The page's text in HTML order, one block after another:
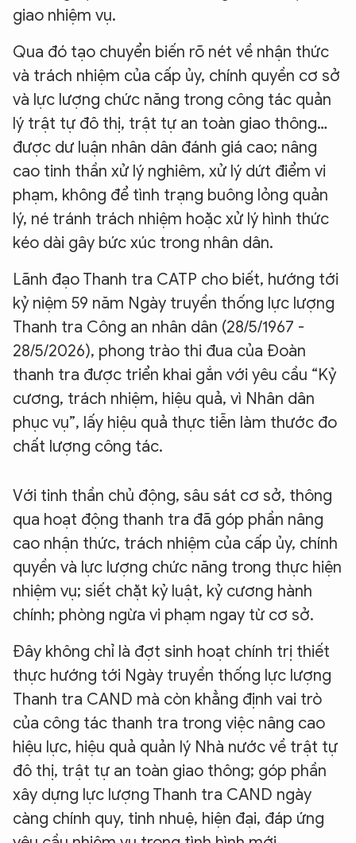
giao nhiệm vụ.
Qua đó tạo chuyển biến rõ nét về nhận thức
và trách nhiệm của cấp ủy, chính quyền cơ sở
và lực lượng chức năng trong công tác quản
lý trật tự đô thị, trật tự an toàn giao thông…
được dư luận nhân dân đánh giá cao; nâng
cao tinh thần xử lý nghiêm, xử lý dứt điểm vi
phạm, không để tình trạng buông lỏng quản
lý, né tránh trách nhiệm hoặc xử lý hình thức
kéo dài gây bức xúc trong nhân dân.
Lãnh đạo Thanh tra CATP cho biết, hướng tới
kỷ niệm 59 năm Ngày truyền thống lực lượng
Thanh tra Công an nhân dân (28/5/1967 -
28/5/2026), phong trào thi đua của Đoàn
thanh tra được triển khai gắn với yêu cầu “Kỷ
cương, trách nhiệm, hiệu quả, vì Nhân dân
phục vụ”, lấy hiệu quả thực tiễn làm thước đo
chất lượng công tác.
Với tinh thần chủ động, sâu sát cơ sở, thông
qua hoạt động thanh tra đã góp phần nâng
cao nhận thức, trách nhiệm của cấp ủy, chính
quyền và lực lượng chức năng trong thực hiện
nhiệm vụ; siết chặt kỷ luật, kỷ cương hành
chính; phòng ngừa vi phạm ngay từ cơ sở.
Đây không chỉ là đợt sinh hoạt chính trị thiết
thực hướng tới Ngày truyền thống lực lượng
Thanh tra CAND mà còn khẳng định vai trò
của công tác thanh tra trong việc nâng cao
hiệu lực, hiệu quả quản lý Nhà nước về trật tự
đô thị, trật tự an toàn giao thông; góp phần
xây dựng lực lượng Thanh tra CAND ngày
càng chính quy, tinh nhuệ, hiện đại, đáp ứng
Hãy hỏi tôi bất kỳ điều gì bạn cần biết về
An Ninh Thủ Đô nhé. Tôi sẵn sàng hỗ trợ!